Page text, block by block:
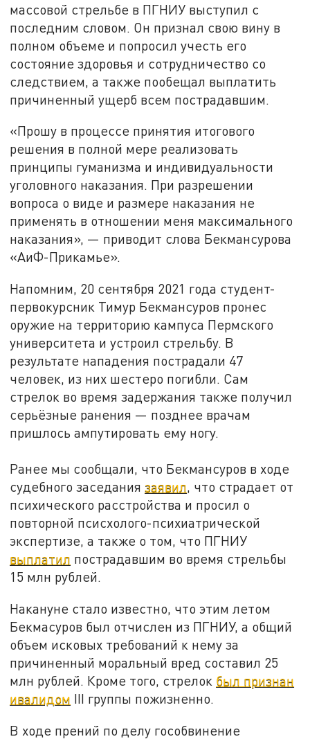
массовой стрельбе в ПГНИУ выступил с
последним словом. Он признал свою вину в
полном объеме и попросил учесть его
состояние здоровья и сотрудничество со
следствием, а также пообещал выплатить
причиненный ущерб всем пострадавшим.
«Прошу в процессе принятия итогового
решения в полной мере реализовать
принципы гуманизма и индивидуальности
уголовного наказания. При разрешении
вопроса о виде и размере наказания не
применять в отношении меня максимального
наказания», — приводит слова Бекмансурова
«АиФ-Прикамье».
Напомним, 20 сентября 2021 года студент-
первокурсник Тимур Бекмансуров пронес
оружие на территорию кампуса Пермского
университета и устроил стрельбу. В
результате нападения пострадали 47
человек, из них шестеро погибли. Сам
стрелок во время задержания также получил
серьёзные ранения — позднее врачам
пришлось ампутировать ему ногу.
Ранее мы сообщали, что Бекмансуров в ходе
судебного заседаниязаявил, что страдает от
психического расстройства и просил о
повторной псисхолого-психиатрической
экспертизе, а также о том, что ПГНИУ
выплатил пострадавшим во время стрельбы
15 млн рублей.
Накануне стало известно, что этим летом
Бекмасуров был отчислен из ПГНИУ, а общий
объем исковых требований к нему за
причиненный моральный вред составил 25
млн рублей. Кроме того, стрелок был признан
ивалидом III группы пожизненно.
В ходе прений по делу гособвинение